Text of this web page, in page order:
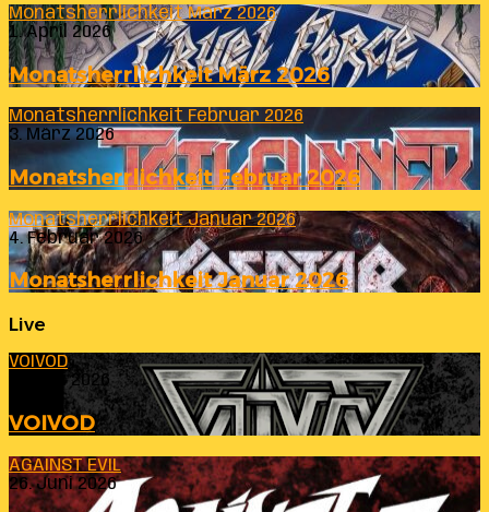
Monatsherrlichkeit März 2026
1. April 2026
Monatsherrlichkeit März 2026
Monatsherrlichkeit Februar 2026
3. März 2026
Monatsherrlichkeit Februar 2026
Monatsherrlichkeit Januar 2026
4. Februar 2026
Monatsherrlichkeit Januar 2026
Live
VOIVOD
23. Juli 2026
VOIVOD
AGAINST EVIL
26. Juni 2026